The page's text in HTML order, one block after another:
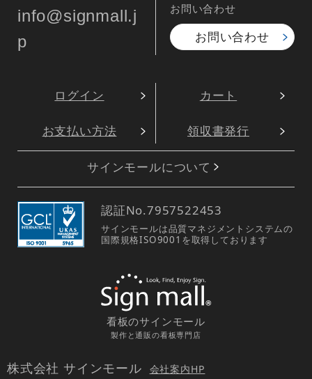
info@signmall.j
p
お問い合わせ
お問い合わせ
ログイン カート
お支払い方法 領収書発行
サインモールについて
認証No.7957522453
サインモールは品質マネジメントシステムの
国際規格ISO9001を取得しております
看板のサインモール
製作と通販の看板専門店
株式会社 サインモール 会社案内HP